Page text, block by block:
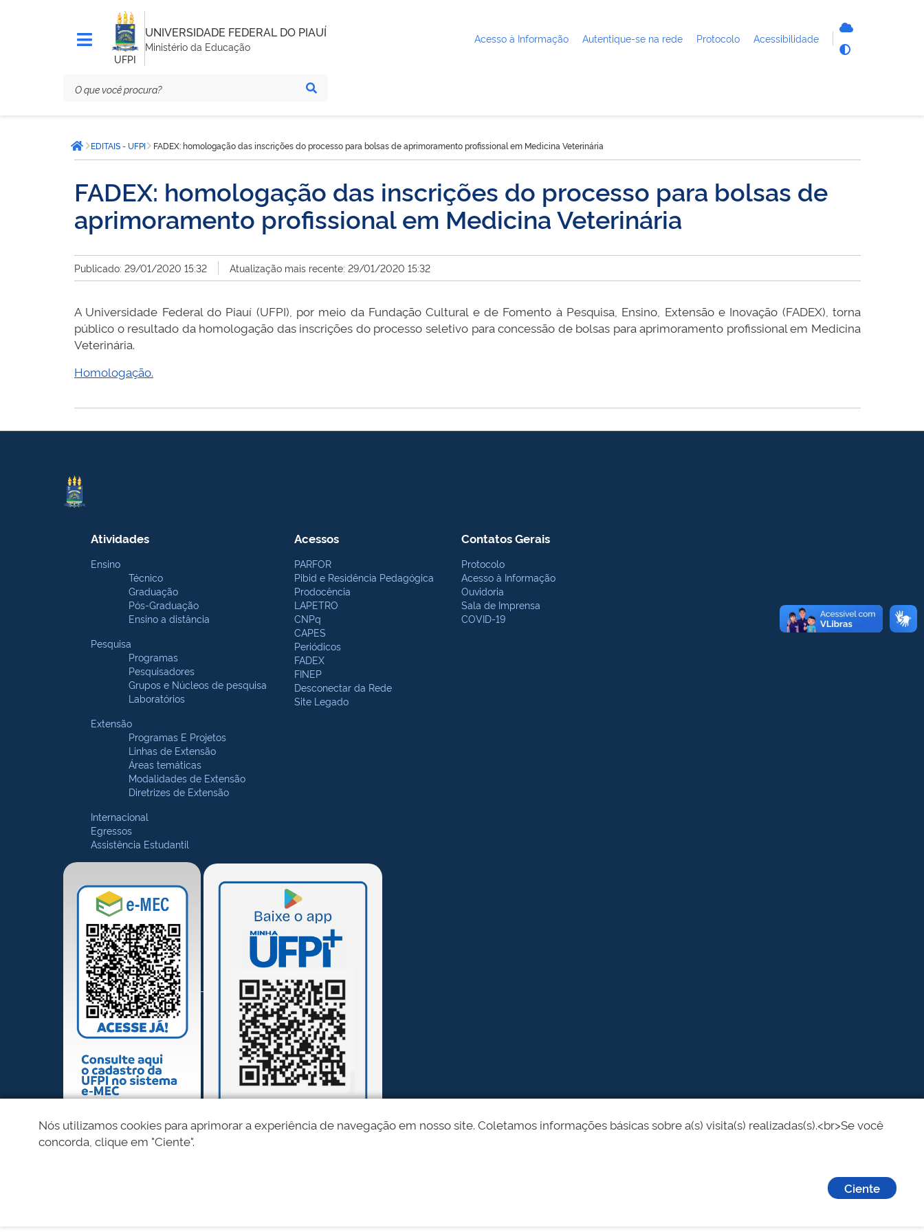
UFPI
UNIVERSIDADE FEDERAL DO PIAUÍ
Ministério da Educação
Acesso à Informação Autentique-se na rede Protocolo Acessibilidade
está
aqui:Página inicial
EDITAIS - UFPI FADEX: homologação das inscrições do processo para bolsas de aprimoramento profissional em Medicina Veterinária
FADEX: homologação das inscrições do processo para bolsas de
aprimoramento profissional em Medicina Veterinária
Publicado: 29/01/2020 15:32 Atualização mais recente: 29/01/2020 15:32
A Universidade Federal do Piauí (UFPI), por meio da Fundação Cultural e de Fomento à Pesquisa, Ensino, Extensão e Inovação (FADEX), torna
público o resultado da homologação das inscrições do processo seletivo para concessão de bolsas para aprimoramento profissional em Medicina
Veterinária.
Homologação.
Atividades
Ensino
Técnico
Graduação
Pós-Graduação
Ensino a distância
Pesquisa
Programas
Pesquisadores
Grupos e Núcleos de pesquisa
Laboratórios
Extensão
Programas E Projetos
Linhas de Extensão
Áreas temáticas
Modalidades de Extensão
Diretrizes de Extensão
Internacional
Egressos
Assistência Estudantil
Acessos
PARFOR
Pibid e Residência Pedagógica
Prodocência
LAPETRO
CNPq
CAPES
Periódicos
FADEX
FINEP
Desconectar da Rede
Site Legado
Contatos Gerais
Protocolo
Acesso à Informação
Ouvidoria
Sala de Imprensa
COVID-19
Nós utilizamos cookies para aprimorar a experiência de navegação em nosso site. Coletamos informações básicas sobre a(s) visita(s) realizadas(s).<br>Se você
concorda, clique em "Ciente".
Ciente